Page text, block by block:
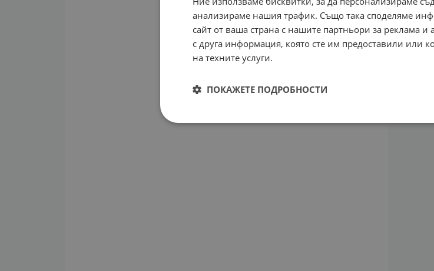
анализираме нашия трафик. Също така споделяме
сайт от ваша страна с нашите партньори за реклама
с друга информация, която сте им предоставили или
на техните услуги.
ПОКАЖЕТЕ ПОДРОБНОСТИ